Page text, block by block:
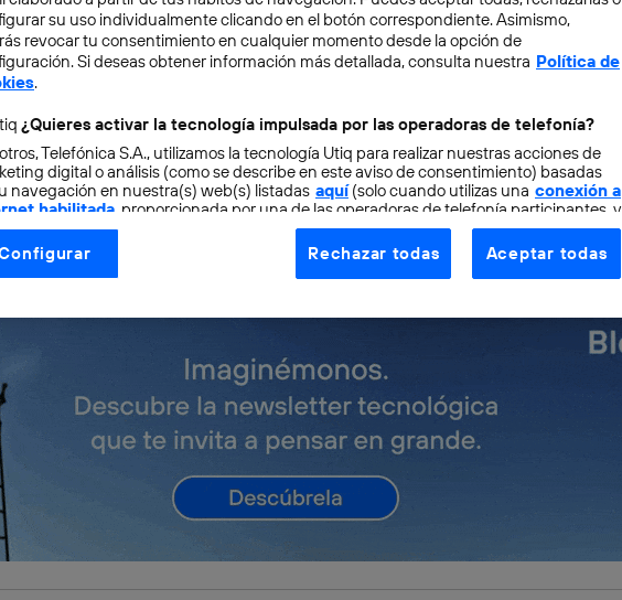
su uso individualmente clicando en el botón correspondiente. Asimismo,
revocar tu consentimiento en cualquier momento desde la opción de
Si deseas obtener información más detallada, consulta nuestra Política de
.
¿Quieres activar la tecnología impulsada por las operadoras de telefonía?
Telefónica S.A., utilizamos la tecnología Utiq para realizar nuestras acciones de
digital o análisis (como se describe en este aviso de consentimiento) basadas
navegación en nuestra(s) web(s) listadas aquí(solo cuando utilizas una conexión a
habilitada , proporcionada por una de las operadoras de telefonía participantes, y
tu consentimiento en cada página web).
Utiq está diseñada con la privacidad como prioridad ofreciéndote elección y
tu dirección IP y otra información de la cuenta de cliente de telecomunicaciones
a la conexión que utilizas (p. ej., número de teléfono móvil).
identificador se asigna a la conexión de internet, por lo que cualquier persona que
su dispositivo y consienta el uso de la tecnología recibirá el mismo identificador.
utilizas una conexión de banda ancha(p. ej., Wi-Fi), el marketing o análisis se
en función de las actividades de navegación de los miembros del hogar que
dado su consentimiento.
Si utilizas
, el marketing será más personalizado, ya que se basará
en la navegación del usuario del móvil.
de esta página web o visitando el portal de privacidad de Utiq (“consenthub”).
Rechazar todas Aceptar todas